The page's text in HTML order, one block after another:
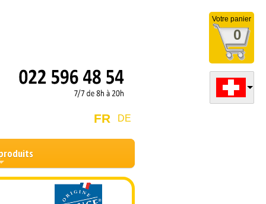
Votre panier
0
DE
FR